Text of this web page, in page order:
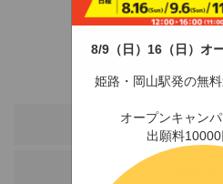
8/9（日）16（日）オ
姫路・岡山駅発の無
オープンキャン
出願料10000
〒678-0255 兵庫県
TEL：0791-46-2525（代）
アクセス